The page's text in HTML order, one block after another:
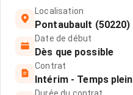
Localisation
Pontaubault (50220)
Date de début
Dès que possible
Contrat
Intérim - Temps plein